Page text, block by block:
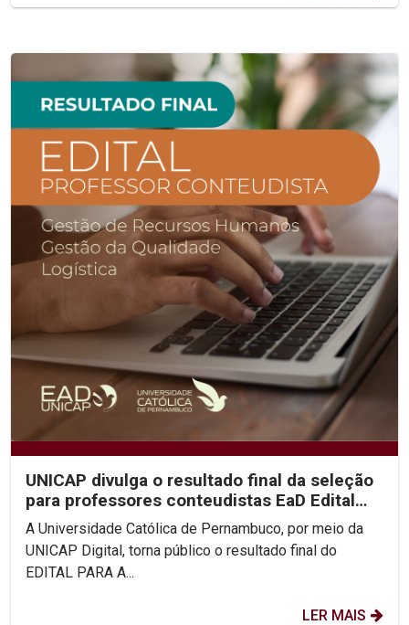
UNICAP divulga o resultado final da seleção
para professores conteudistas EaD Edital
2023/01
A Universidade Católica de Pernambuco, por meio da
UNICAP Digital, torna público o resultado final do
EDITAL PARA A...
LER MAIS